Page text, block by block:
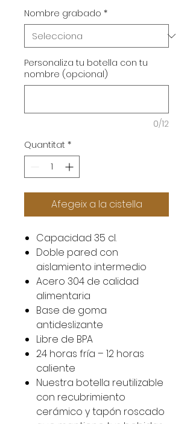
Nombre grabado *
Personaliza tu botella con tu
nombre (opcional)
0/12
Quantitat *
Afegeix a la cistella
Capacidad 35 cl.
Doble pared con
aislamiento intermedio
Acero 304 de calidad
alimentaria
Base de goma
antideslizante
Libre de BPA
24 horas fría – 12 horas
caliente
Nuestra botella reutilizable
con recubrimiento
cerámico y tapón roscado